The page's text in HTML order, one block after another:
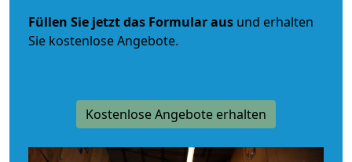
Füllen Sie jetzt das Formular aus und erhalten
Sie kostenlose Angebote.
Kostenlose Angebote erhalten